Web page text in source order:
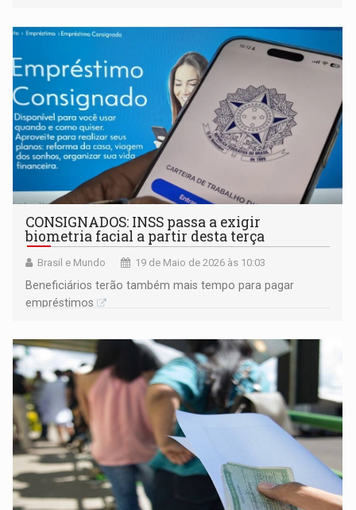
CONSIGNADOS: INSS passa a exigir
biometria facial a partir desta terça
Brasil e Mundo 19 de Maio de 2026 às 10:03
Beneficiários terão também mais tempo para pagar
empréstimos